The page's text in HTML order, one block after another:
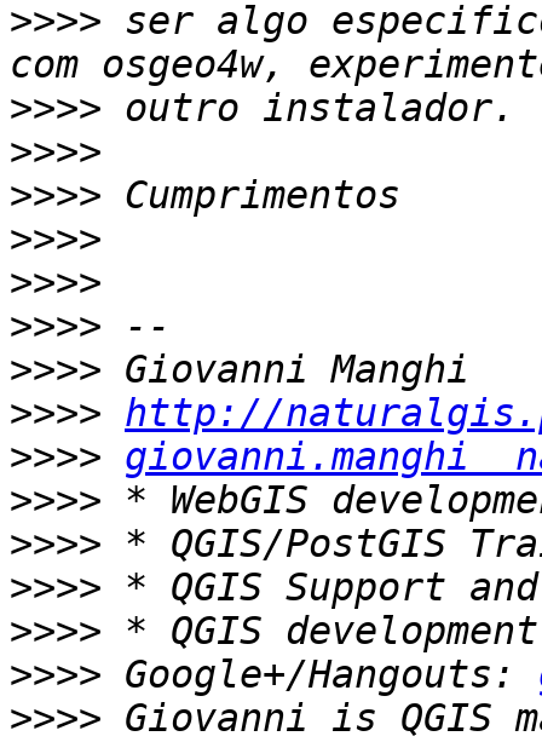
>>>> ser algo
>>>>
>>>>
>>>>
>>>>
>>>>
>>>>
>>>>
>>>> http://
>>>> giovanni.manghi
>>>>
>>>>
>>>>
>>>>
>>>> Google+/Hangouts:
>>>> Giovanni is QGIS